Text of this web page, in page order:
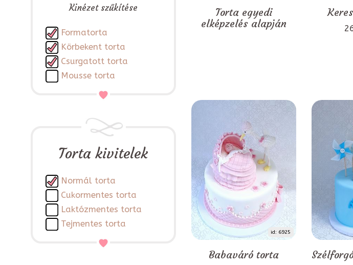
Kinézet szűkítése
Formatorta
Körbekent torta
Csurgatott torta
Mousse torta
Torta kivitelek
Normál torta
Cukormentes torta
Laktózmentes torta
Tejmentes torta
Torta egyedi
elképzelés alapján
id: 6925
Babaváró torta